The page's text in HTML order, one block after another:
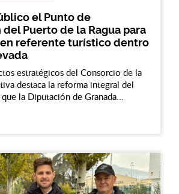
el Punto de
Puerto de la Ragua para
referente turístico dentro
estratégicos del Consorcio de la
destaca la reforma integral del
la Diputación de Granada...